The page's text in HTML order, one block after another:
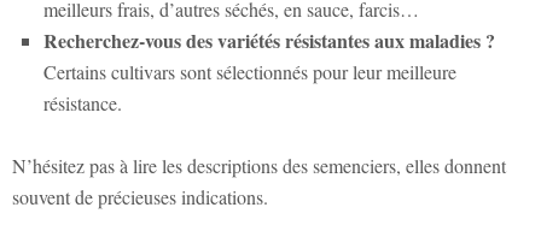
meilleurs frais, d’autres séchés, en sauce, farcis…
Recherchez-vous des variétés résistantes aux maladies ?
Certains cultivars sont sélectionnés pour leur meilleure
résistance.
N’hésitez pas à lire les descriptions des semenciers, elles donnent
souvent de précieuses indications.